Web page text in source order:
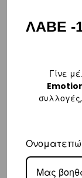
ΑΠΟΣΤΟΛΗ
Η παραγγελία σας
αγορά σας. M: (+30)
ΠΑΡΑΔΟΣΗ
ΛΑΒΕ -
Γίνε